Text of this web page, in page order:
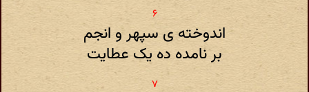
اندوخته ی سپهر و انجم
بر نامده ده یک عطایت